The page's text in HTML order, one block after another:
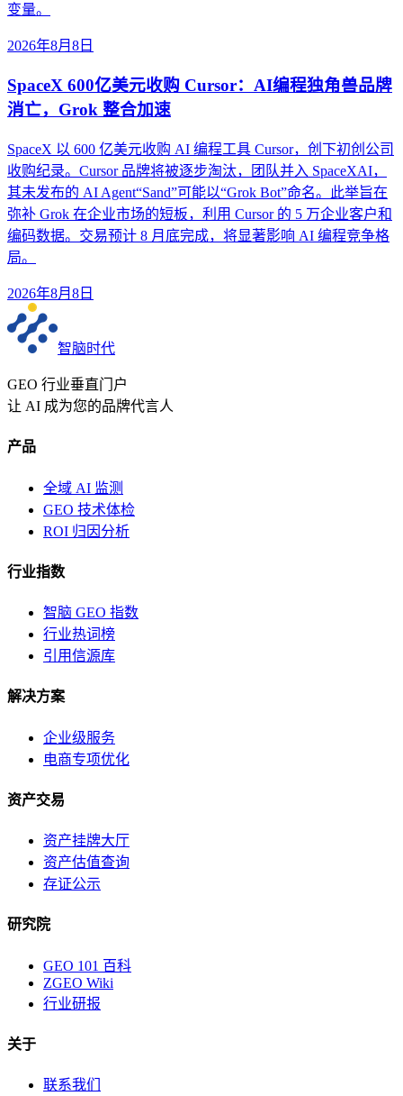
变量。
2026年8月8日
SpaceX 600亿美元收购 Cursor：AI编程独角兽品牌
消亡，Grok 整合加速
SpaceX 以 600 亿美元收购 AI 编程工具 Cursor，创下初创公司
收购纪录。Cursor 品牌将被逐步淘汰，团队并入 SpaceXAI，
其未发布的 AI Agent“Sand”可能以“Grok Bot”命名。此举旨在
弥补 Grok 在企业市场的短板，利用 Cursor 的 5 万企业客户和
编码数据。交易预计 8 月底完成，将显著影响 AI 编程竞争格
局。
2026年8月8日
智脑时代
GEO 行业垂直门户
让 AI 成为您的品牌代言人
产品
全域 AI 监测
GEO 技术体检
ROI 归因分析
行业指数
智脑 GEO 指数
行业热词榜
引用信源库
解决方案
企业级服务
电商专项优化
资产交易
资产挂牌大厅
资产估值查询
存证公示
研究院
GEO 101 百科
ZGEO Wiki
行业研报
关于
联系我们